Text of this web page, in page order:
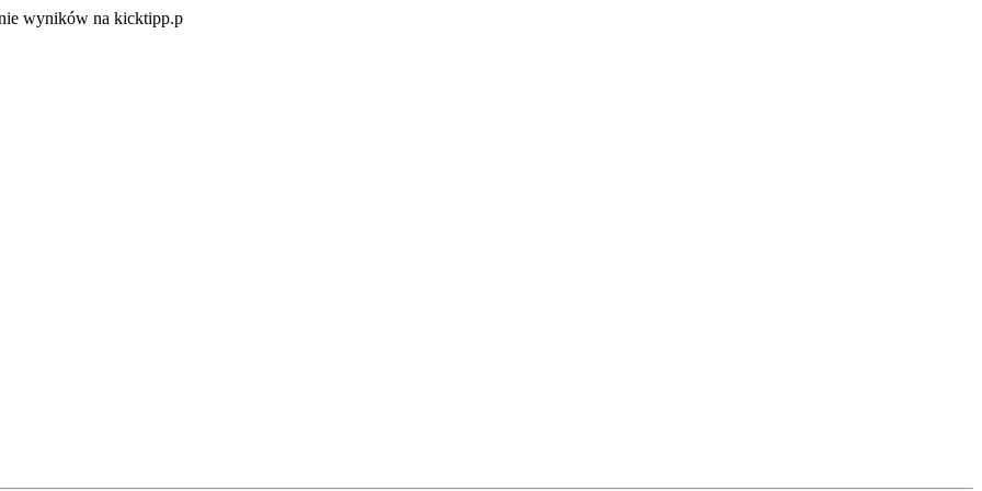
wyników na kicktipp.pZacznij